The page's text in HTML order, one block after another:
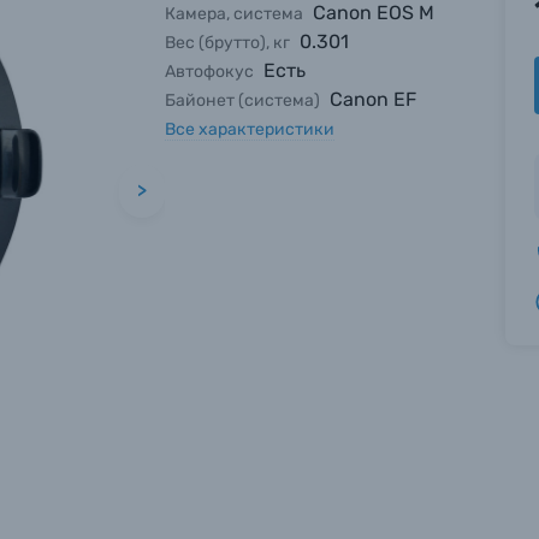
ответить как можно скорее.
ответить как можно скорее.
>
Камера, система Canon EOS M
Вес (брутто), кг 0.301
Автофокус Есть
Байонет (система) Canon EF
Все характеристики
ответить как можно скорее.